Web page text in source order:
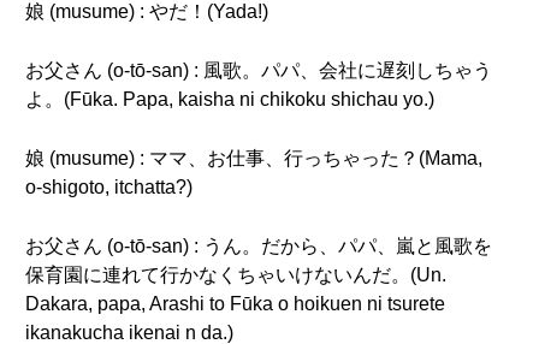
娘 (musume) : やだ！(Yada!)
お父さん (o-tō-san) : 風歌。パパ、会社に遅刻しちゃう
よ。(Fūka. Papa, kaisha ni chikoku shichau yo.)
娘 (musume) : ママ、お仕事、行っちゃった？(Mama,
o-shigoto, itchatta?)
お父さん (o-tō-san) : うん。だから、パパ、嵐と風歌を
保育園に連れて行かなくちゃいけないんだ。(Un.
Dakara, papa, Arashi to Fūka o hoikuen ni tsurete
ikanakucha ikenai n da.)